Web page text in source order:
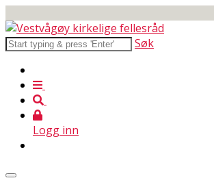
Søk
Logg inn